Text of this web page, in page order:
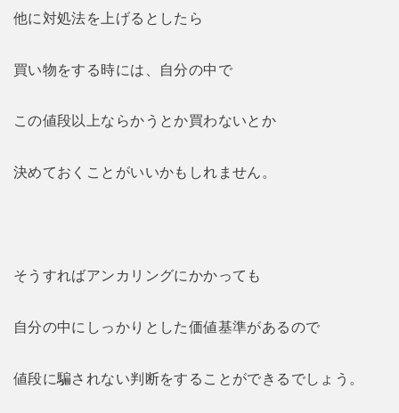
他に対処法を上げるとしたら
買い物をする時には、自分の中で
この値段以上ならかうとか買わないとか
決めておくことがいいかもしれません。
そうすればアンカリングにかかっても
自分の中にしっかりとした価値基準があるので
値段に騙されない判断をすることができるでしょう。